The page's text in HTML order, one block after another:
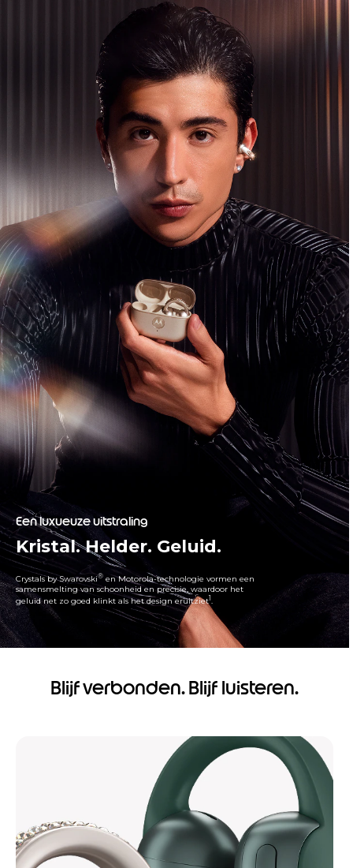
Een luxueuze uitstraling
Kristal. Helder. Geluid.
Crystals by Swarovski® en Motorola-technologie vormen een
samensmelting van schoonheid en precisie, waardoor het
geluid net zo goed klinkt als het design eruitziet1.
Blijf verbonden. Blijf luisteren.